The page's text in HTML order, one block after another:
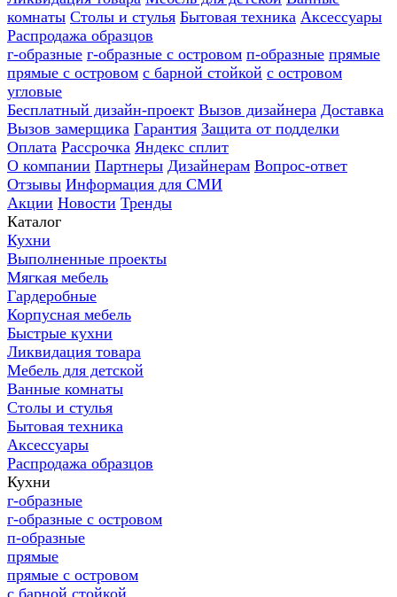
комнаты Столы и стулья Бытовая техника Аксессуары
Распродажа образцов
г-образные г-образные с островом п-образные прямые
прямые с островом с барной стойкой с островом
угловые
Бесплатный дизайн-проект Вызов дизайнера Доставка
Вызов замерщика Гарантия Защита от подделки
Оплата Рассрочка Яндекс сплит
О компании Партнеры Дизайнерам Вопрос-ответ
Отзывы Информация для СМИ
Акции Новости Тренды
Каталог
Кухни
Выполненные проекты
Мягкая мебель
Гардеробные
Корпусная мебель
Быстрые кухни
Ликвидация товара
Мебель для детской
Ванные комнаты
Столы и стулья
Бытовая техника
Аксессуары
Распродажа образцов
Кухни
г-образные
г-образные с островом
п-образные
прямые
прямые с островом
с барной стойкой